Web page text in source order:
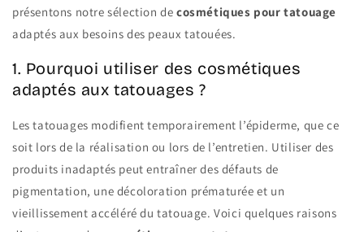
présentons notre sélection decosmétiques pour tatouage
adaptés aux besoins des peaux tatouées.
1. Pourquoi utiliser des cosmétiques
adaptés aux tatouages ?
Les tatouages modifient temporairement l’épiderme, que ce
soit lors de la réalisation ou lors de l’entretien. Utiliser des
produits inadaptés peut entraîner des défauts de
pigmentation, une décoloration prématurée et un
vieillissement accéléré du tatouage. Voici quelques raisons